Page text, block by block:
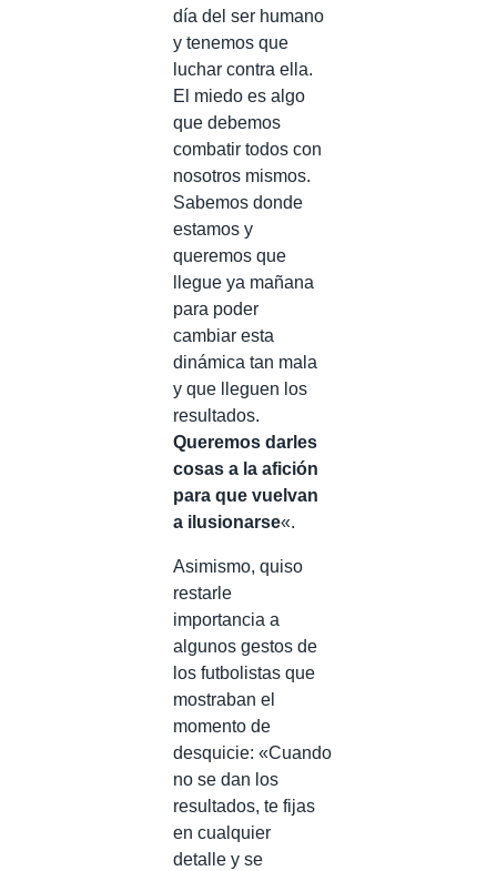
día del ser humano
y tenemos que
luchar contra ella.
El miedo es algo
que debemos
combatir todos con
nosotros mismos.
Sabemos donde
estamos y
queremos que
llegue ya mañana
para poder
cambiar esta
dinámica tan mala
y que lleguen los
resultados.
Queremos darles
cosas a la afición
para que vuelvan
a ilusionarse«.
Asimismo, quiso
restarle
importancia a
algunos gestos de
los futbolistas que
mostraban el
momento de
desquicie: «Cuando
no se dan los
resultados, te fijas
en cualquier
detalle y se